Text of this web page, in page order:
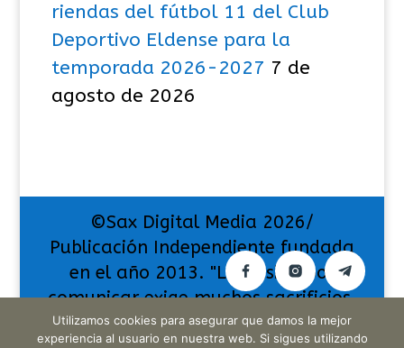
riendas del fútbol 11 del Club
Deportivo Eldense para la
temporada 2026-2027 7 de
agosto de 2026
©Sax Digital Media 2026/
Publicación Independiente fundada
en el año 2013. "La pasión por
comunicar exige muchos sacrificios,
pero también da muchas
Utilizamos cookies para asegurar que damos la mejor
experiencia al usuario en nuestra web. Si sigues utilizando